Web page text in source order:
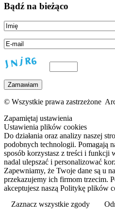
Bądź na bieżąco
© Wszystkie prawa zastrzeżone
Zapamiętaj ustawienia
Ustawienia plików cookies
Do działania oraz analizy naszej
podobnych technologii. Pomagają
sposób korzystasz z treści i funkcji
nadal ulepszać i personalizować
Zapewniamy, że Twoje dane są u
przekazujemy ich firmom trzecim.
akceptujesz naszą Politykę plików
Zaznacz wszystkie zgody